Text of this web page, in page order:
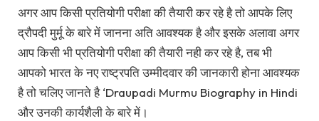
अगर आप किसी प्रतियोगी परीक्षा की तैयारी कर रहे है तो आपके लिए
द्रौपदी मुर्मू के बारे में जानना अति आवश्यक है और इसके अलावा अगर
आप किसी भी प्रतियोगी परीक्षा की तैयारी नही कर रहे है, तब भी
आपको भारत के नए राष्ट्रपति उम्मीदवार की जानकारी होना आवश्यक
है तो चलिए जानते है ‘Draupadi Murmu Biography in Hindi
और उनकी कार्यशैली के बारे में।